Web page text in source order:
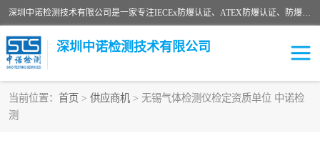
深圳中诺检测技术有限公司是一家专注IECEx防爆认证、ATEX防爆认证、防爆电气检测、防爆合格证、煤安认证等代理机构，可为客户提供从防爆设计、认证、现场检查、工程施工改造、培训等一站式服务。
深圳中诺检测技术有限公司
当前位置： 首页 > 供应商机 > 无锡气体检测仪检定资质单位 中诺检
测